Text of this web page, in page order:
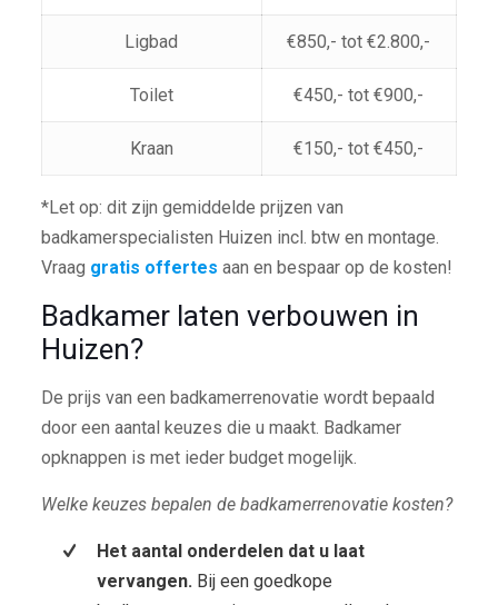
Ligbad €850,- tot €2.800,-
Toilet €450,- tot €900,-
Kraan €150,- tot €450,-
*Let op: dit zijn gemiddelde prijzen van
badkamerspecialisten Huizen incl. btw en montage.
Vraag gratis offertes aan en bespaar op de kosten!
Badkamer laten verbouwen in
Huizen?
De prijs van een badkamerrenovatie wordt bepaald
door een aantal keuzes die u maakt. Badkamer
opknappen is met ieder budget mogelijk.
Welke keuzes bepalen de badkamerrenovatie kosten?
Het aantal onderdelen dat u laat
vervangen. Bij een goedkope